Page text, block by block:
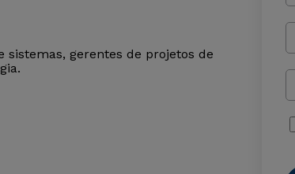
sistemas, gerentes de projetos de